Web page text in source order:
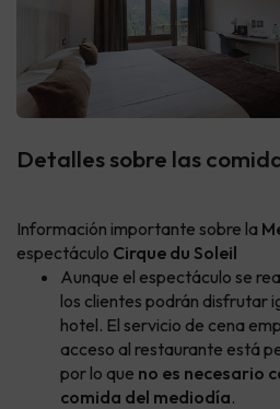
Detalles sobre las
Información importante sobre la
espectáculo Cirque du Soleil
Aunque el espectáculo se
los clientes podrán disfrutar
hotel. El servicio de cena
acceso al restaurante está
por lo que no es necesario
comida del mediodía.